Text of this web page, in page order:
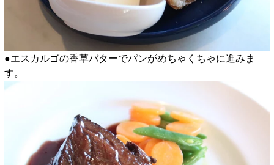
●エスカルゴの香草バターでパンがめちゃくちゃに進みま
す。